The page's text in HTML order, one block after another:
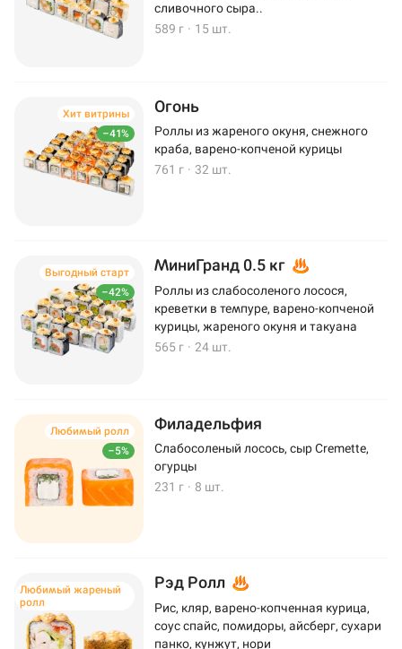
сливочного сыра..
589 г · 15 шт.
–41%
Хит витрины Огонь
Роллы из жареного окуня, снежного
краба, варено-копченой курицы
761 г · 32 шт.
–42%
Выгодный старт МиниГранд 0.5 кг
Роллы из слабосоленого лосося,
креветки в темпуре, варено-копченой
курицы, жареного окуня и такуана
565 г · 24 шт.
–5%
Любимый ролл Филадельфия
Слабосоленый лосось, сыр Cremette,
огурцы
231 г · 8 шт.
Любимый жареный
ролл
Рэд Ролл
Рис, кляр, варено-копченная курица,
соус спайс, помидоры, айсберг, сухари
панко, кунжут, нори